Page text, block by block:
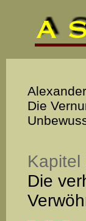
Die
Kapitel
Die